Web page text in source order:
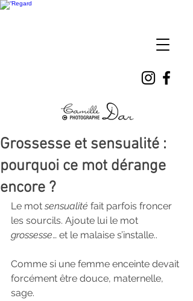
Grossesse et sensualité :
pourquoi ce mot dérange
encore ?
Le mot sensualité fait parfois froncer
les sourcils. Ajoute lui le mot
grossesse… et le malaise s’installe..
Comme si une femme enceinte devait
forcément être douce, maternelle,
sage.